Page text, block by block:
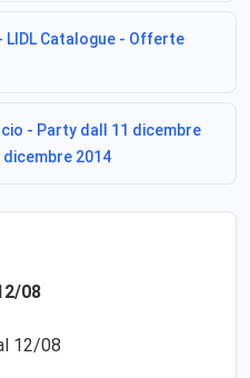
Catalogue - Offerte
- Party dall 11 dicembre
2014
08